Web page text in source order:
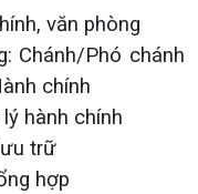
văn phòng
Chánh/Phó chánh
chính
hành chính
trữ
hợp